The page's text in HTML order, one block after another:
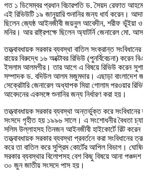
গত ১ ডিসেম্বর প্রধান বিচারপতি ড. সৈয়দ রেফাত
এই রিভিউটি ১৯ জানুয়ারি শুনানির জন্য ধার্য করেন।
ছিলেন জ্যেষ্ঠ আইনজীবী জয়নুল আবেদীন, শরীফ ভূঁইয়া ও
মনির। আর রাষ্ট্রপক্ষে ছিলেন অ্যাটর্নি জেনারেল মো.
তত্ত্বাবধায়ক সরকার ব্যবস্থা বাতিল সংক্রান্ত
রায়ের বিরুদ্ধে ১৬ অক্টোবর রিভিউ (পুনর্বিবেচনা) করেন
ইসলাম আলমগীর। তার আগে এ বিষয়ে রিভিউ করেন
সম্পাদক ড. বদিউল আলম মজুমদার। এছাড়া বাংলাদেশ
সেক্রেটারি জেনারেল অধ্যাপক মিয়া গোলাম পরওয়ার
আবেদনের একসঙ্গে শুনানির জন্য নির্ধারণ করা হয়।
তত্ত্বাবধায়ক সরকার ব্যবস্থা অন্তর্ভুক্ত করে
সংসদে গৃহীত হয় ১৯৯৬ সালে। এ সংশোধনীর বৈধতা
সলিম উল্লাহসহ তিনজন আইনজীবী হাইকোর্টে রিট
তত্ত্বাবধায়ক সরকার ব্যবস্থা প্রবর্তনে করা সংবিধানের
করে তা বাতিল করে সুপ্রিম কোর্টের আপিল বিভাগ।
সরকার ব্যবস্থার বিলোপসহ বেশ কিছু বিষয়ে আনা
৩০ জুন জাতীয় সংসদে পাস হয়।